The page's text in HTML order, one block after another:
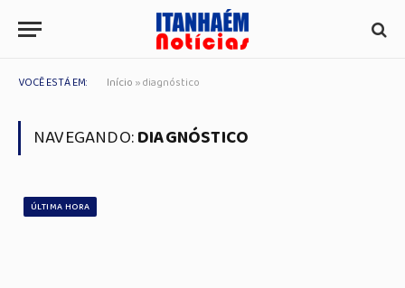
VOCÊ ESTÁ EM: Início »diagnóstico
NAVEGANDO:DIAGNÓSTICO
ÚLTIMA HORA